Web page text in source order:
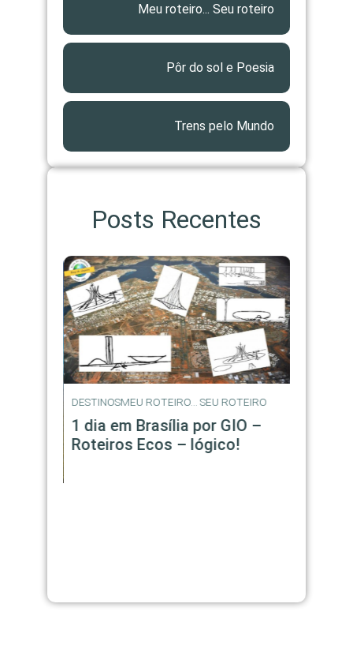
Meu roteiro... Seu roteiro
Pôr do sol e Poesia
Trens pelo Mundo
Posts Recentes
DESTINOSMEU ROTEIRO... SEU ROTEIRO
1 dia em Brasília por GIO –
Roteiros Ecos – lógico!